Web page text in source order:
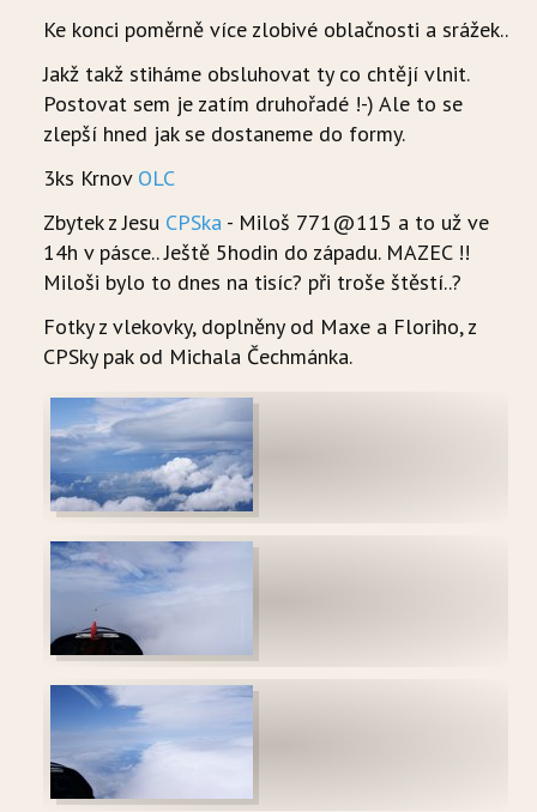
Ke konci poměrně více zlobivé oblačnosti a srážek..
Jakž takž stiháme obsluhovat ty co chtějí vlnit.
Postovat sem je zatím druhořadé !-) Ale to se
zlepší hned jak se dostaneme do formy.
3ks Krnov OLC
Zbytek z Jesu CPSka - Miloš 771@115 a to už ve
14h v pásce.. Ještě 5hodin do západu. MAZEC !!
Miloši bylo to dnes na tisíc? při troše štěstí..?
Fotky z vlekovky, doplněny od Maxe a Floriho, z
CPSky pak od Michala Čechmánka.